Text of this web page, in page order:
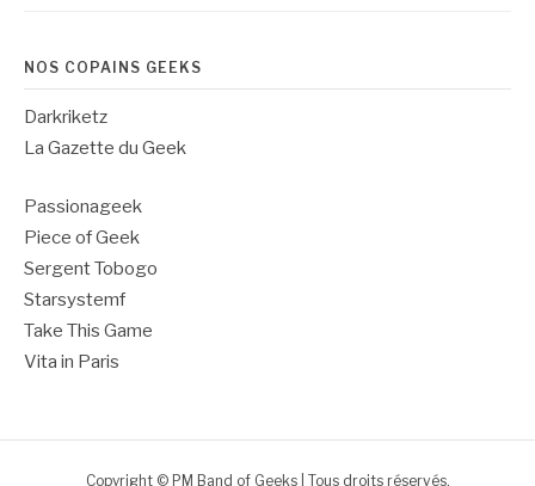
NOS COPAINS GEEKS
Darkriketz
La Gazette du Geek
Passionageek
Piece of Geek
Sergent Tobogo
Starsystemf
Take This Game
Vita in Paris
Copyright © PM Band of Geeks | Tous droits réservés.